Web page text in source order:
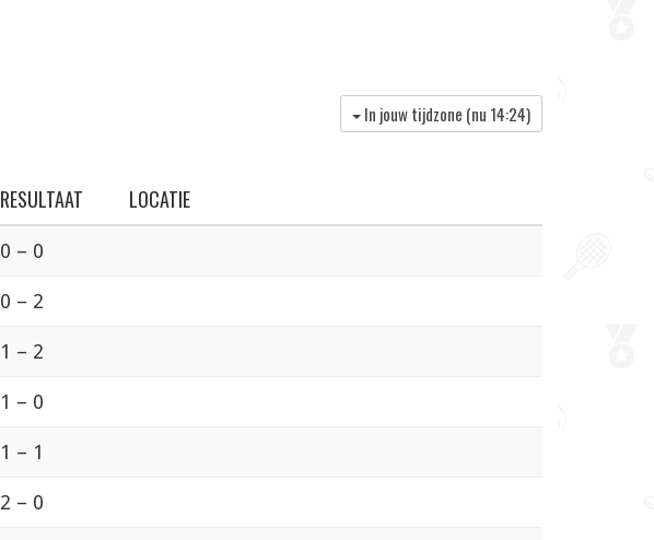
In jouw tijdzone (nu 14:24)
RESULTAAT LOCATIE
0 – 0
0 – 2
1 – 2
1 – 0
1 – 1
2 – 0